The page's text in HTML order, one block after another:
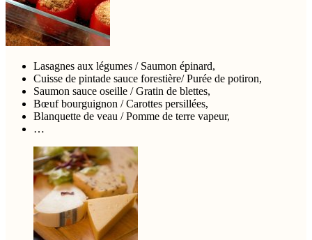
Lasagnes aux légumes / Saumon épinard,
Cuisse de pintade sauce forestière/ Purée de potiron,
Saumon sauce oseille / Gratin de blettes,
Bœuf bourguignon / Carottes persillées,
Blanquette de veau / Pomme de terre vapeur,
…